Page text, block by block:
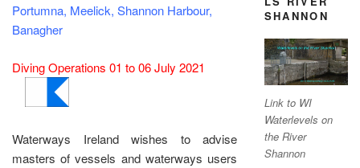
Portumna, Meelick, Shannon Harbour,
Banagher
Diving Operations 01 to 06 July 2021
Waterways Ireland wishes to advise
masters of vessels and waterways users
SHANNON
Link to WI
Waterlevels on
the River
Shannon